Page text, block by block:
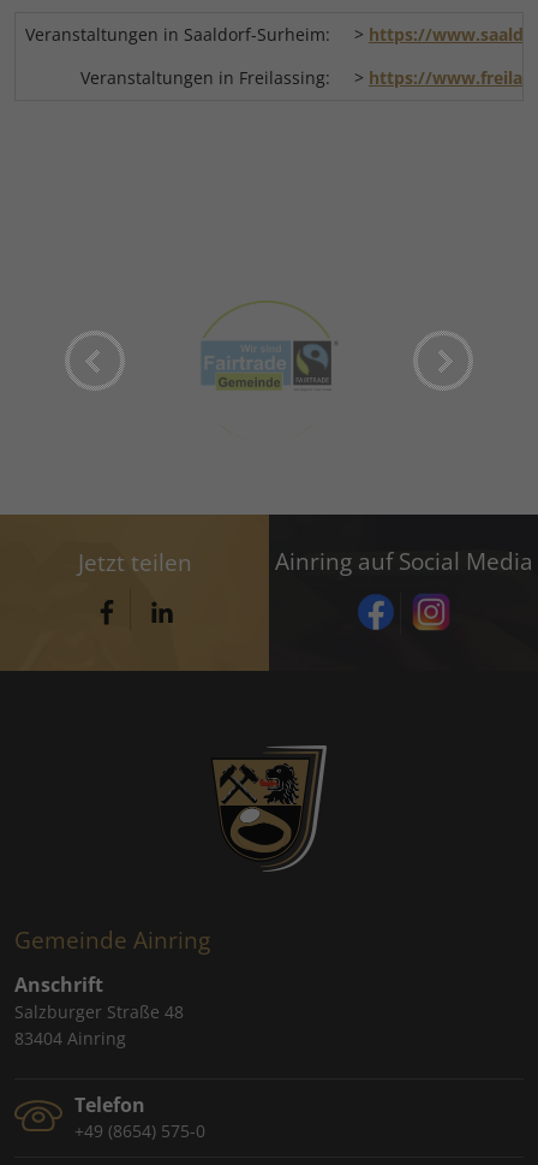
Veranstaltungen in Saaldorf-Surheim: > https://
Veranstaltungen in Freilassing:
> https://
Jetzt teilen Ainring auf Social Media
Gemeinde Ainring
Anschrift
Salzburger Straße 48
83404 Ainring
Telefon
+49 (8654) 575-0